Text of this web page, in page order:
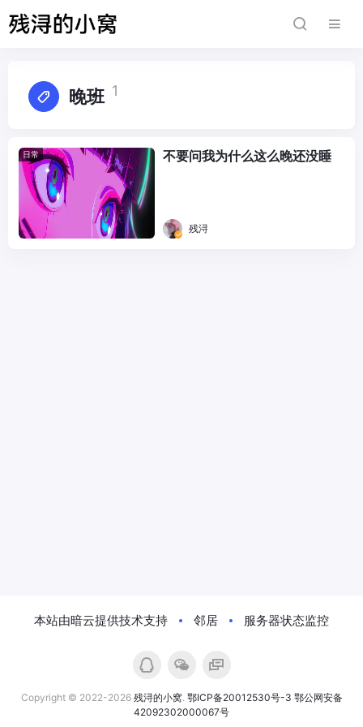
晚班 1
日常 不要问我为什么这么晚还没睡
残浔
本站由暗云提供技术支持 邻居 服务器状态监控
Copyright © 2022-2026 残浔的小窝. 鄂ICP备20012530号-3 鄂公网安备
42092302000067号